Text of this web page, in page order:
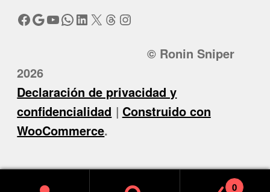
Facebook
Google
YouTube
WhatsApp
LinkedIn
X Threads
Instagram
© Ronin Sniper
2026
Declaración de privacidad y
confidencialidad
Construido con
WooCommerce.
0